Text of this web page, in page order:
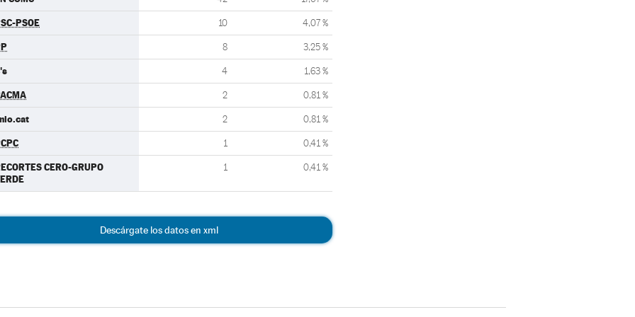
PSOE 10 4,07 %
8 3,25 %
4 1,63 %
2 0,81 %
2 0,81 %
1 0,41 %
CERO-GRUPO
1 0,41 %
Descárgate los datos en xml